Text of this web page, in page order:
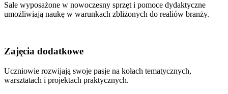
Sale wyposażone w nowoczesny sprzęt i pomoce dydaktyczne
umożliwiają naukę w warunkach zbliżonych do realiów branży.
Zajęcia dodatkowe
Uczniowie rozwijają swoje pasje na kołach tematycznych,
warsztatach i projektach praktycznych.